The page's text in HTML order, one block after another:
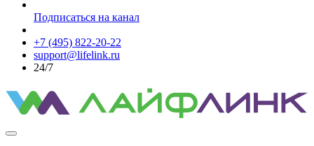
Подписаться на канал
+7 (495) 822-20-22
support@lifelink.ru
24/7